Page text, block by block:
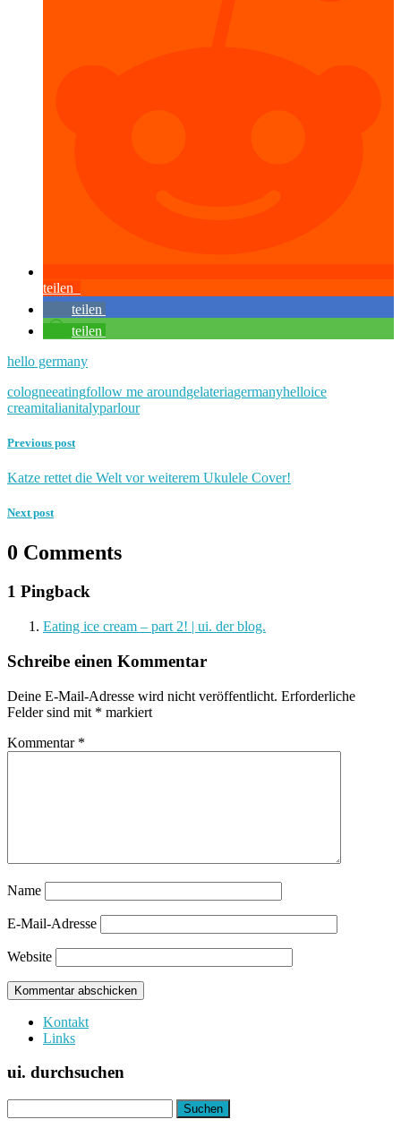
teilen
teilen
teilen
hello germany
cologneeatingfollow me aroundgelateriagermanyhelloice
creamitalianitalyparlour
Previous post
Katze rettet die Welt vor weiterem Ukulele Cover!
Next post
0 Comments
1 Pingback
Eating ice cream – part 2! | ui. der blog.
Schreibe einen Kommentar
Deine E-Mail-Adresse wird nicht veröffentlicht. Erforderliche
Felder sind mit * markiert
Kommentar *
Name
E-Mail-Adresse
Website
Kontakt
Links
ui. durchsuchen
nach: